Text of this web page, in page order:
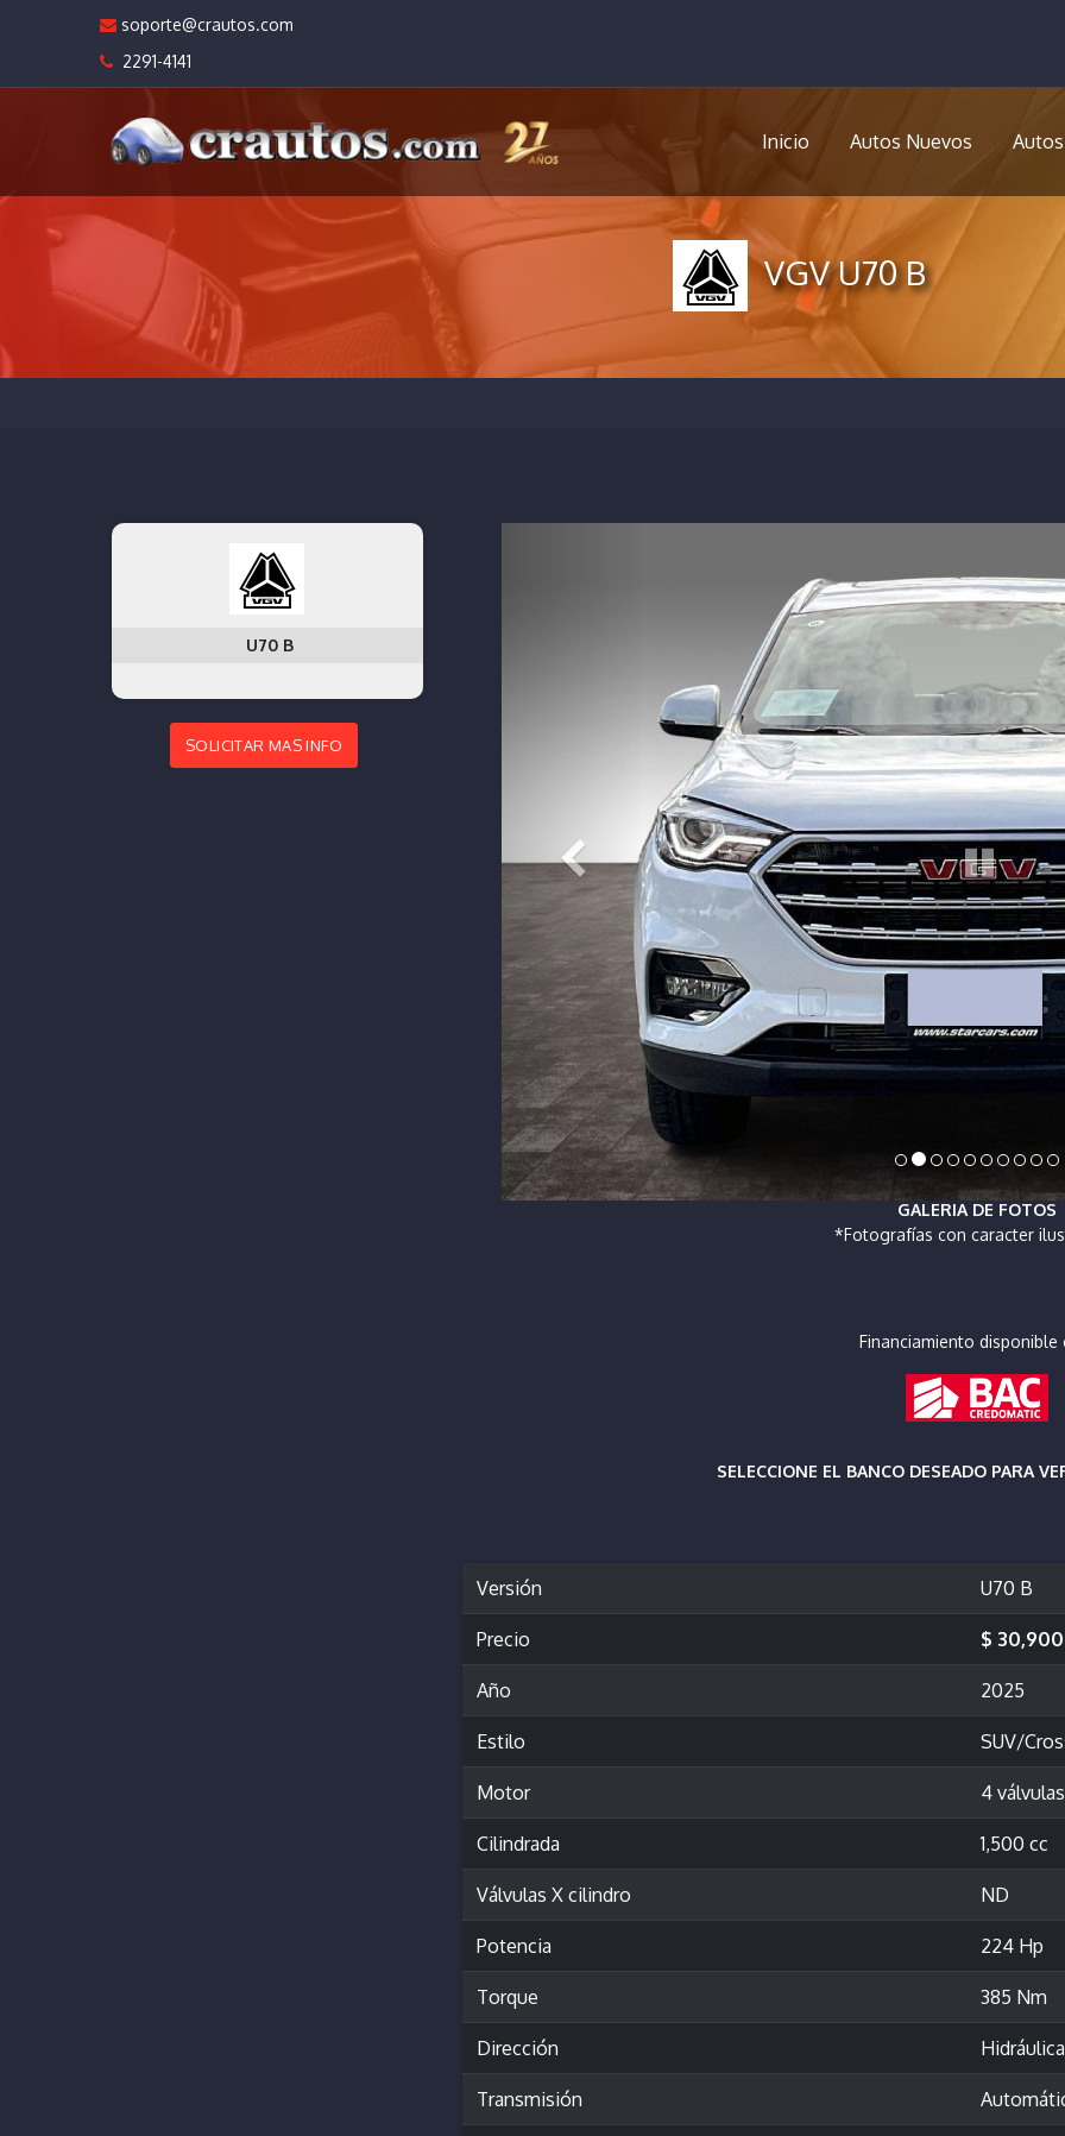
soporte@crautos.com
2291-4141
Inicio Autos Nuevos
VGV U70 B
U70 B
SOLICITAR MAS INFO
GALERIA DE FOTOS
*Fotografías con caracter
Financiamiento disponible
SELECCIONE EL BANCO DESEADO PARA
Versión U70 B
Precio $ 30,900
Año 2025
Estilo SUV/
Motor 4 válvulas
Cilindrada 1,500 cc
Válvulas X cilindro ND
Potencia 224 Hp
Torque 385 Nm
Dirección
Transmisión